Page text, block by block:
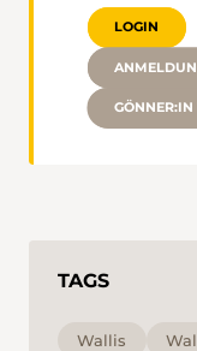
LOGIN
TAGS
Wallis